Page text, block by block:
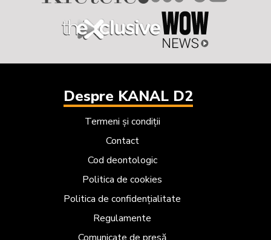
Despre KANAL D2
Termeni și condiții
Contact
Cod deontologic
Politica de cookies
Politica de confidențialitate
Regulamente